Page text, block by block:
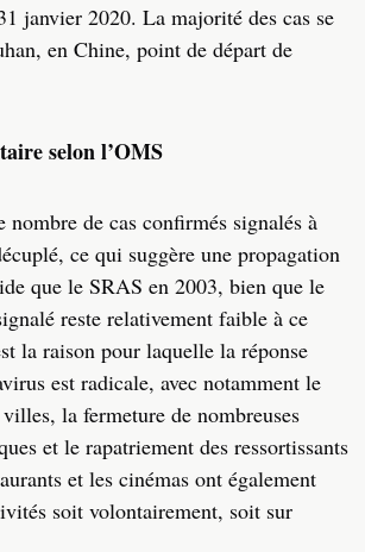
janvier 2020. La majorité des cas se
en Chine, point de départ de
selon l’OMS
nombre de cas confirmés signalés à
ce qui suggère une propagation
que le SRAS en 2003, bien que le
reste relativement faible à ce
la raison pour laquelle la réponse
est radicale, avec notamment le
la fermeture de nombreuses
et le rapatriement des ressortissants
et les cinémas ont également
soit volontairement, soit sur